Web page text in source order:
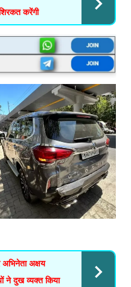
करेंगी
अक्षय
ने दुख व्यक्त किया